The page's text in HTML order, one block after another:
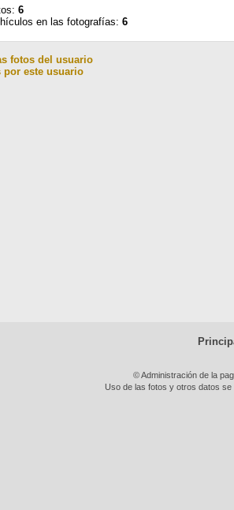
6
en las fotografías: 6
fotos del usuario
por este usuario
© Administración de la
Uso de las fotos y otros datos